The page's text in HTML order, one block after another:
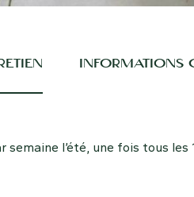
INFORMATIONS
semaine l’été, une fois tous les